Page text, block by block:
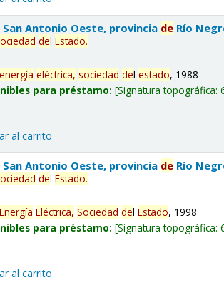
Antonio Oeste, provincia de Río
delEstado.
energía eléctrica, sociedad delestado, 1988
para préstamo: Signatura topográfica:
al carrito
Antonio Oeste, provincia de Río
delEstado.
Energía Eléctrica, Sociedad delEstado, 1998
para préstamo: Signatura topográfica:
al carrito